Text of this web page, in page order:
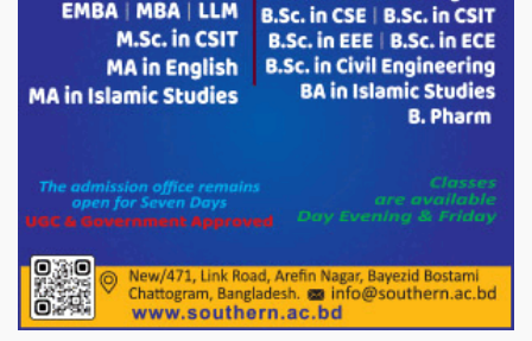
চন্দনাইশের হাশিমপুর ৪ নং ওয়ার্ডে ৫’শতাধিক
হতদরিদ্র পরিবারের মাঝে খাদ্যসামগ্রী বিতরণ
করেন মনজুর মোরশেদ
পরিবেশ রক্ষায় পাটগ্রামে ইহসান ইয়ুথ
মিরপুর-১১ নম্বরে দুর্বৃত্তদের গুলিতে বিএনপি
নেতা গুরুতর আহত
পাটগ্রামে চিকিৎসা সেবায় বীর মুক্তিযোদ্ধা দবির
উদ্দিন ফাউন্ডেশন